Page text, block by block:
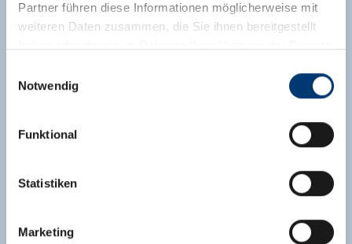
Partner führen diese Informationen möglicherweise mit
weiteren Daten zusammen, die Sie ihnen bereitgestellt
Rohr 23// A-6280 Zell am Ziller
www.zillertalarena.com
Notwendig
Funktional
Statistiken
Marketing